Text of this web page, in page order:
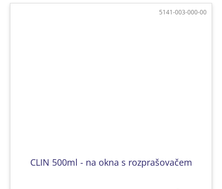
CLIN 500ml - na okna s rozprašovačem
5141-003-000-00